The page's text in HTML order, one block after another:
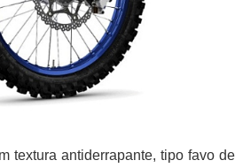
textura antiderrapante, tipo favo